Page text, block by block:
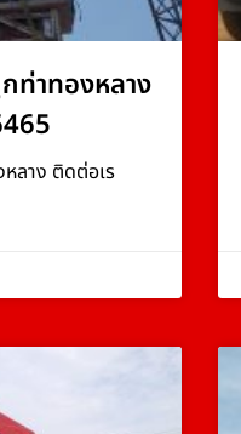
ท่าทองหลาง
ลาง ติดต่อเร